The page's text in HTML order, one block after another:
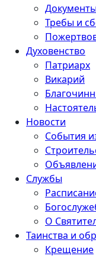
Требы и
Духовенство
Патриарх
Викарий
Новости
События
Службы
О
Таинства и
Крещение